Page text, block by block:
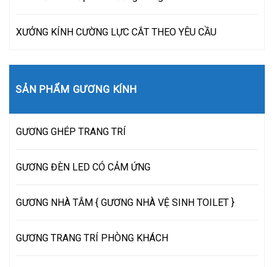
XƯỞNG KÍNH CƯỜNG LỰC CẮT THEO YÊU CẦU
SẢN PHẨM GƯƠNG KÍNH
GƯƠNG GHÉP TRANG TRÍ
GƯƠNG ĐÈN LED CÓ CẢM ỨNG
GƯƠNG NHÀ TẮM { GƯƠNG NHÀ VỆ SINH TOILET }
GƯƠNG TRANG TRÍ PHÒNG KHÁCH